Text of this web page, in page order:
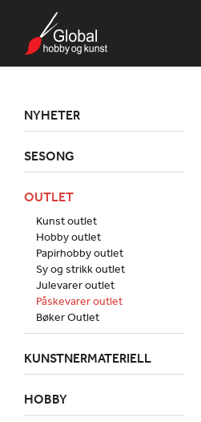
NYHETER
SESONG
OUTLET
Kunst outlet
Hobby outlet
Papirhobby outlet
Sy og strikk outlet
Julevarer outlet
Påskevarer outlet
Bøker Outlet
KUNSTNERMATERIELL
HOBBY